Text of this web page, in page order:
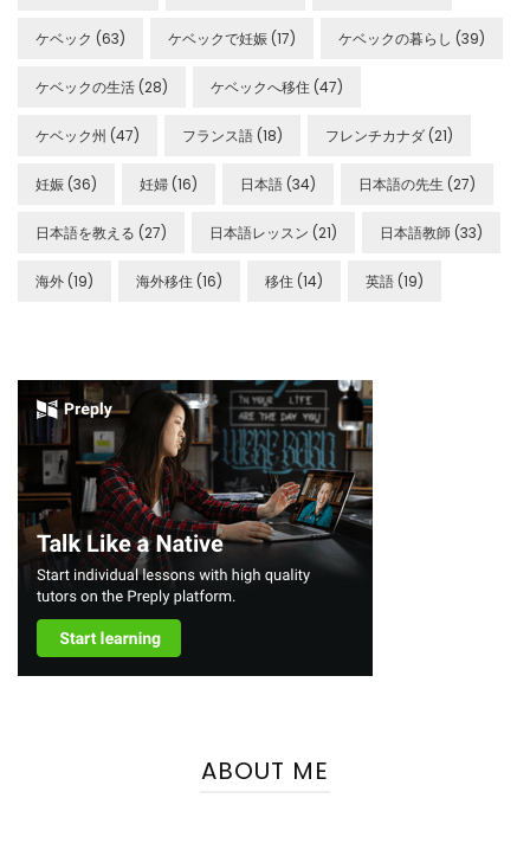
ケベック (63) ケベックで妊娠 (17) ケベックの暮らし (39)
ケベックの生活 (28) ケベックへ移住 (47)
ケベック州 (47) フランス語 (18) フレンチカナダ (21)
妊娠 (36) 妊婦 (16) 日本語 (34) 日本語の先生 (27)
日本語を教える (27) 日本語レッスン (21) 日本語教師 (33)
海外 (19) 海外移住 (16) 移住 (14) 英語 (19)
ABOUT ME